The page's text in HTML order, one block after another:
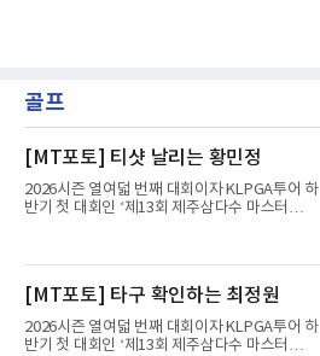
골프
[MT포토] 티샷 날리는 황민정
2026시즌 열여덟 번째 대회이자 KLPGA투어 하
반기 첫 대회인 ‘제13회 제주삼다수 마스터
트(파72/6,767야드)에서 열리고 있다.6일 현재
홀에서 경기하고 있다.
[MT포토] 타구 확인하는 최정원
2026시즌 열여덟 번째 대회이자 KLPGA투어 하
반기 첫 대회인 ‘제13회 제주삼다수 마스터